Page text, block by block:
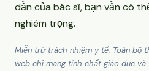
dẫn của bác sĩ, bạn vẫn có
nghiêm trọng.
Miễn trừ trách nhiệm y tế: Toàn bộ
web chỉ mang tính chất giáo dục